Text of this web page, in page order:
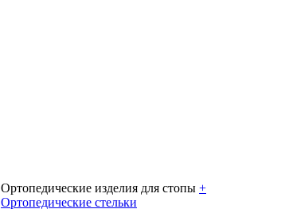
Ортопедические изделия для стопы +
Ортопедические стельки